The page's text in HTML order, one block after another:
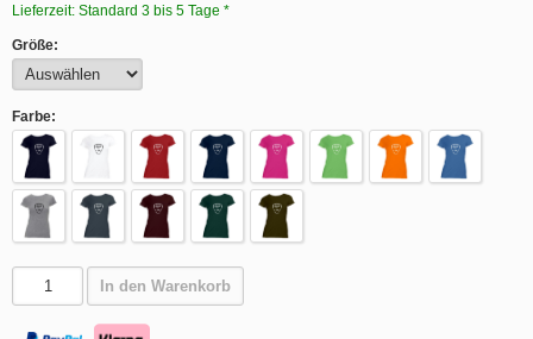
Lieferzeit: Standard 3 bis 5 Tage *
Größe:
Farbe:
In den Warenkorb